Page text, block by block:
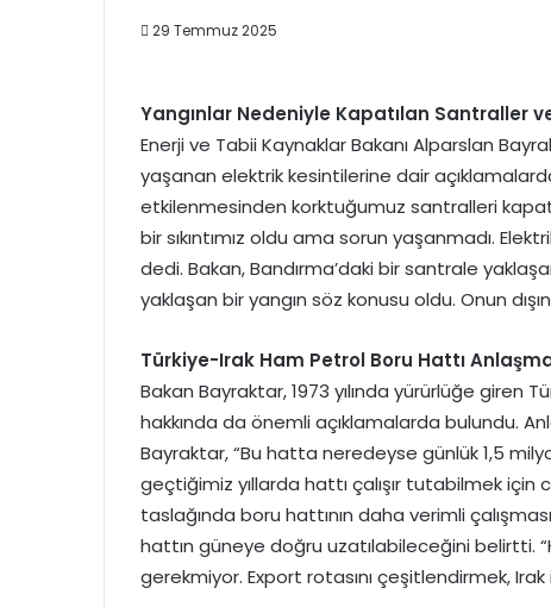
29 Temmuz 2025
Yangınlar Nedeniyle Kapatılan Santraller
Enerji ve Tabii Kaynaklar Bakanı Alparslan
yaşanan elektrik kesintilerine dair
etkilenmesinden korktuğumuz santralleri
bir sıkıntımız oldu ama sorun yaşanmadı.
dedi. Bakan, Bandırma’daki bir santrale
yaklaşan bir yangın söz konusu oldu. Onun
Türkiye-Irak Ham Petrol Boru Hattı
Bakan Bayraktar, 1973 yılında yürürlüğe giren
hakkında da önemli açıklamalarda bulundu.
Bayraktar, “Bu hatta neredeyse günlük 1,5
geçtiğimiz yıllarda hattı çalışır tutabilmek için
taslağında boru hattının daha verimli
hattın güneye doğru uzatılabileceğini belirtti.
gerekmiyor. Export rotasını çeşitlendirmek,